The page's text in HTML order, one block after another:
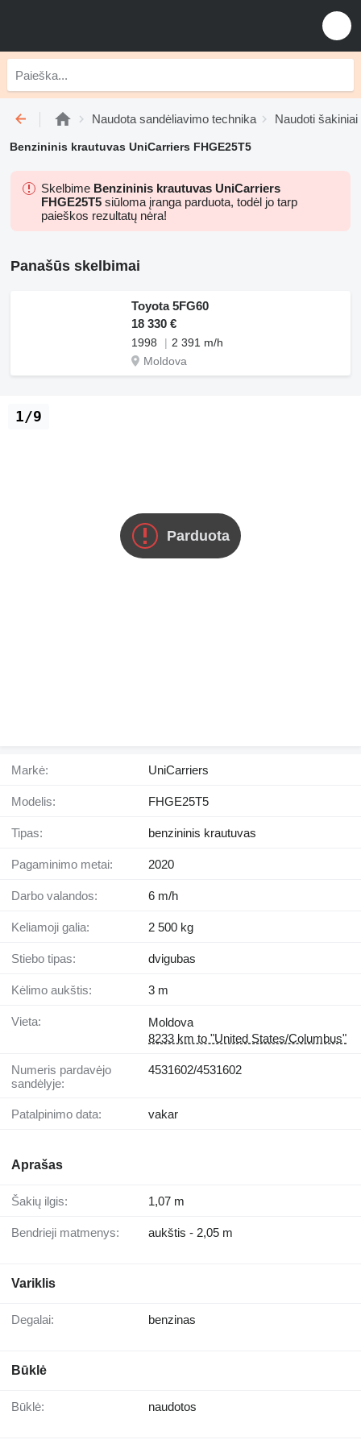
Naudota sandėliavimo technika Naudoti
Benzininis krautuvas UniCarriers FHGE25T5
Skelbime Benzininis krautuvas UniCarriers
FHGE25T5 siūloma įranga parduota, todėl jo tarp
paieškos rezultatų nėra!
Panašūs skelbimai
Toyota 5FG60
18 330 €
1998
2 391 m/h
Moldova
Parduota
1/9
Markė: UniCarriers
Modelis: FHGE25T5
Tipas: benzininis krautuvas
Pagaminimo metai: 2020
Darbo valandos: 6 m/h
Keliamoji galia: 2 500 kg
Stiebo tipas: dvigubas
Kėlimo aukštis: 3 m
Vieta:
Moldova
8233 km to "United States/Columbus"
Numeris pardavėjo
sandėlyje:
4531602/4531602
Patalpinimo data: vakar
Aprašas
Šakių ilgis: 1,07 m
Bendrieji matmenys: aukštis - 2,05 m
Variklis
Degalai: benzinas
Būklė
Būklė: naudotos